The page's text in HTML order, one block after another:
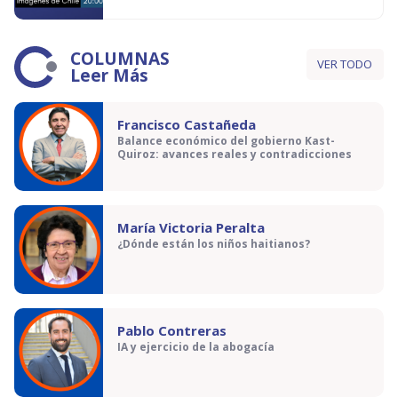
COLUMNAS
Leer Más VER TODO
Francisco Castañeda
Balance económico del gobierno Kast-
Quiroz: avances reales y contradicciones
María Victoria Peralta
¿Dónde están los niños haitianos?
Pablo Contreras
IA y ejercicio de la abogacía